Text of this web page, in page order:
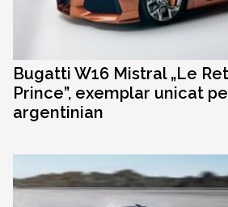
Bugatti W16 Mistral „Le
Prince”, exemplar unicat
argentinian